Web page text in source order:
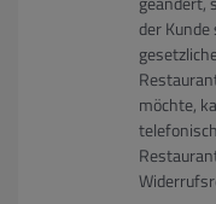
der
möchte,